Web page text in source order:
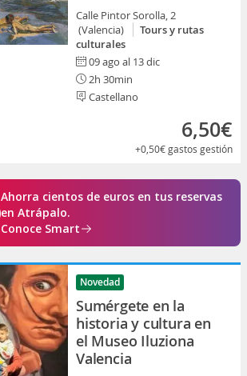
Calle Pintor Sorolla, 2
(Valencia)
Tours y rutas
culturales
09 ago al 13 dic
2h 30min
Castellano
6,50€
+0,50€gastos gestión
Ahorra cientos de euros en tus reservas
en Atrápalo.
Conoce Smart
Novedad
Sumérgete en la
historia y cultura en
el Museo Iluziona
Valencia